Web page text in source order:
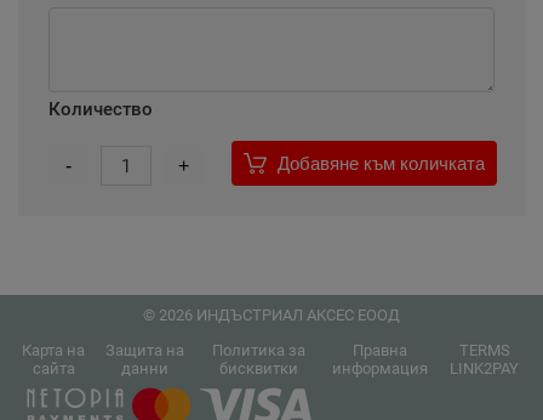
Количество
- 1 + Добавяне към количката
© 2026 ИНДЪСТРИАЛ АКСЕС ЕООД
Карта на
сайта
Защита на
данни
Политика за
бисквитки
Правна
информация
TERMS
LINK2PAY